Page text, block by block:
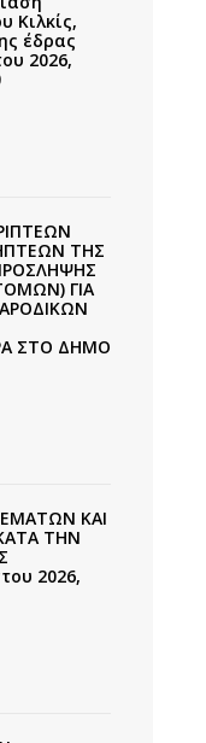
Κιλκίς,
έδρας
2026,
ΤΗΣ
ΓΙΑ
ΣΤΟ ΔΗΜΟ
ΚΑΙ
ΤΗΝ
2026,